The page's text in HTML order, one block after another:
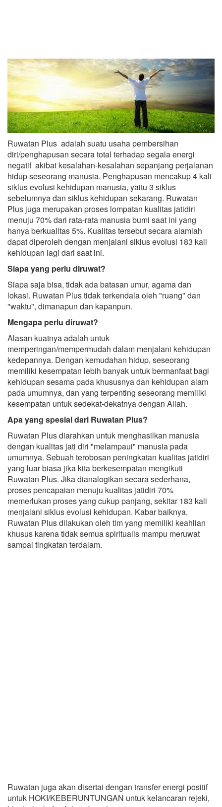
Ruwatan Plus adalah suatu usaha pembersihan
diri/penghapusan secara total terhadap segala energi
negatif akibat kesalahan-kesalahan sepanjang perjalanan
hidup seseorang manusia. Penghapusan mencakup 4 kali
siklus evolusi kehidupan manusia, yaitu 3 siklus
sebelumnya dan siklus kehidupan sekarang. Ruwatan
Plus juga merupakan proses lompatan kualitas jatidiri
menuju 70% dari rata-rata manusia bumi saat ini yang
hanya berkualitas 5%. Kualitas tersebut secara alamiah
dapat diperoleh dengan menjalani siklus evolusi 183 kali
kehidupan lagi dari saat ini.
Siapa yang perlu diruwat?
Siapa saja bisa, tidak ada batasan umur, agama dan
lokasi. Ruwatan Plus tidak terkendala oleh "ruang" dan
"waktu", dimanapun dan kapanpun.
Mengapa perlu diruwat?
Alasan kuatnya adalah untuk
memperingan/mempermudah dalam menjalani kehidupan
kedepannya. Dengan kemudahan hidup, seseorang
memiliki kesempatan lebih banyak untuk bermanfaat bagi
kehidupan sesama pada khususnya dan kehidupan alam
pada umumnya, dan yang terpenting seseorang memiliki
kesempatan untuk sedekat-dekatnya dengan Allah.
Apa yang spesial dari Ruwatan Plus?
Ruwatan Plus diarahkan untuk menghasilkan manusia
dengan kualitas jati diri "melampaui" manusia pada
umumnya. Sebuah terobosan peningkatan kualitas jatidiri
yang luar biasa jika kita berkesempatan mengikuti
Ruwatan Plus. Jika dianalogikan secara sederhana,
proses pencapaian menuju kualitas jatidiri 70%
memerlukan proses yang cukup panjang, sekitar 183 kali
menjalani siklus evolusi kehidupan. Kabar baiknya,
Ruwatan Plus dilakukan oleh tim yang memiliki keahlian
khusus karena tidak semua spiritualis mampu meruwat
sampai tingkatan terdalam.
Ruwatan juga akan disertai dengan transfer energi positif
untuk HOKI/KEBERUNTUNGAN untuk kelancaran rejeki,